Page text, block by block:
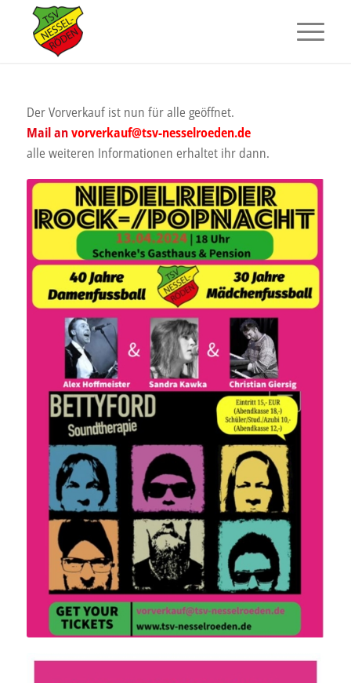
Der Vorverkauf ist nun für alle geöffnet.
Mail anvorverkauf@tsv-nesselroeden.de
alle weiteren Informationen erhaltet ihr dann.